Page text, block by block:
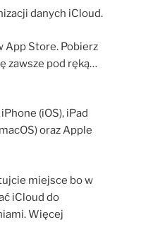
danych iCloud.
App Store. Pobierz
zawsze pod ręką…
(iOS), iPad
oraz Apple
miejsce bo w
iCloud do
Więcej